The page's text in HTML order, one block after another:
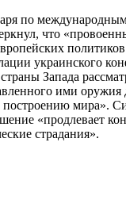
по
что
украинского
Запада
ими оружия
мира».
«продлевает
страдания».